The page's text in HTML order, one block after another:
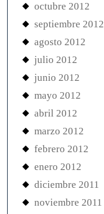
octubre 2012
septiembre 2012
agosto 2012
julio 2012
junio 2012
mayo 2012
abril 2012
marzo 2012
febrero 2012
enero 2012
diciembre 2011
noviembre 2011